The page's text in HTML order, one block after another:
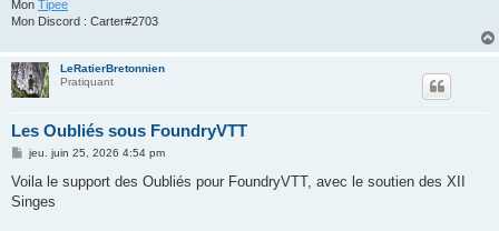
Mon Tipee
Mon Discord : Carter#2703
LeRatierBretonnien
Pratiquant
Les Oubliés sous FoundryVTT
M
s
a
jeu. juin 25, 2026 4:54 pm
Voila le support des Oubliés pour FoundryVTT, avec le soutien des XII
Singes